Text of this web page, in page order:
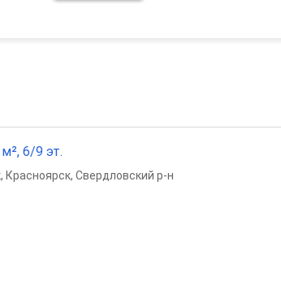
6/9 эт.
, Красноярск, Свердловский р-н